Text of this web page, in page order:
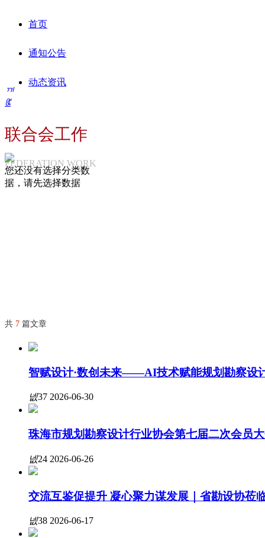
首页
通知公告
动态资讯
行业动态
评选推荐
专家库
党建工作
会员信息
协会负责人
联系我们
끠
ꀇ
联合会工作
FEDERATION WORK
您还没有选择分类数
据，请先选择数据
共 7 篇文章
智赋设计·数创未来——AI技术赋能规划勘察设
넶37 2026-06-30
珠海市规划勘察设计行业协会第七届二次会员
넶24 2026-06-26
交流互鉴促提升 凝心聚力谋发展｜省勘设协莅
넶38 2026-06-17